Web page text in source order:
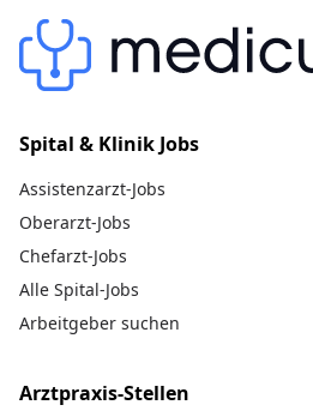
Spital & Klinik Jobs
Assistenzarzt-Jobs
Oberarzt-Jobs
Chefarzt-Jobs
Alle Spital-Jobs
Arbeitgeber suchen
Arztpraxis-Stellen